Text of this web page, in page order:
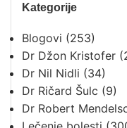
Kategorije
Blogovi (253)
Dr Džon Kristofer
Dr Nil Nidli (34)
Dr Ričard Šulc (9)
Dr Robert